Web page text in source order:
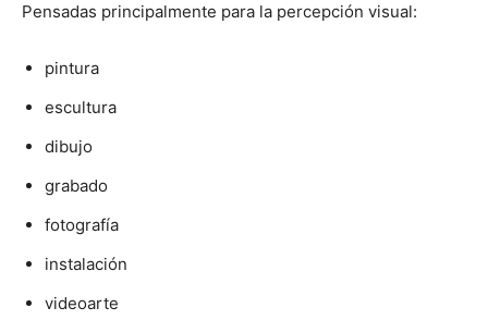
Pensadas principalmente para la percepción visual:
pintura
escultura
dibujo
grabado
fotografía
instalación
videoarte